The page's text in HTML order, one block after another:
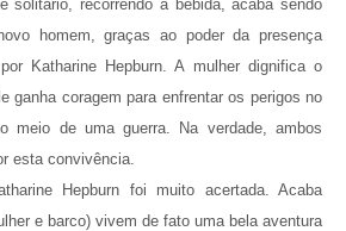
solitário, recorrendo a bebida,acaba sendo
homem, graças ao poder da presença
Katharine Hepburn. A mulher dignifica o
ganha coragem para enfrentar os perigos no
meio de uma guerra. Na verdade, ambos
esta convivência.
Hepburn foi muito acertada. Acaba
e barco) vivem de fato uma bela aventura